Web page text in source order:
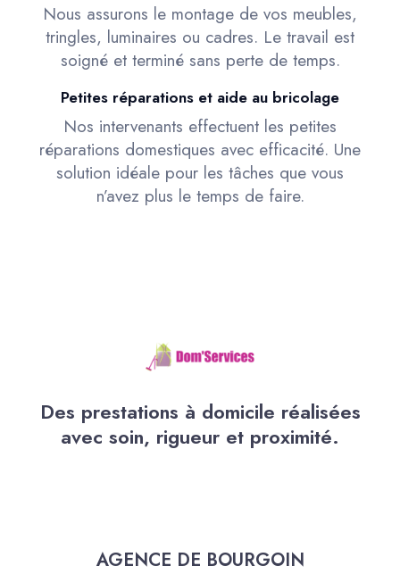
Nous assurons le montage de vos meubles,
tringles, luminaires ou cadres. Le travail est
soigné et terminé sans perte de temps.
Petites réparations et aide au bricolage
Nos intervenants effectuent les petites
réparations domestiques avec efficacité. Une
solution idéale pour les tâches que vous
n’avez plus le temps de faire.
Des prestations à domicile réalisées
avec soin, rigueur et proximité.
AGENCE DE BOURGOIN